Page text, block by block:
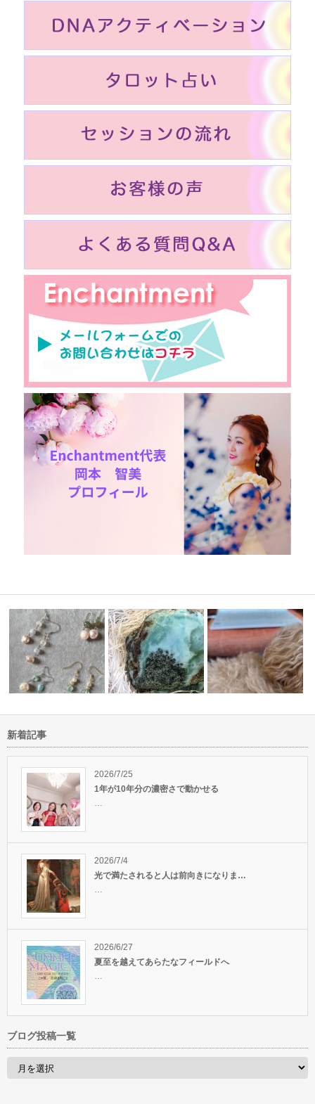
う 石のお仕事が続いております
ラリマーの原石がお嫁入いたし
ました(#^…
リモートで繋がるヒーラ
新着記事
2026/7/25
1年が10年分の濃密さで動かせる
2026/7/4
光で満たされると人は前向きになりま…
2026/6/27
夏至を越えてあらたなフィールドへ
ブログ投稿一覧